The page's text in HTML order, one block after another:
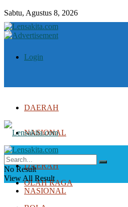
Sabtu, Agustus 8, 2026
Login
DAERAH
NASIONAL
DUNIA
OLAH RAGA
DAERAH
NASIONAL
No Result
View All Result